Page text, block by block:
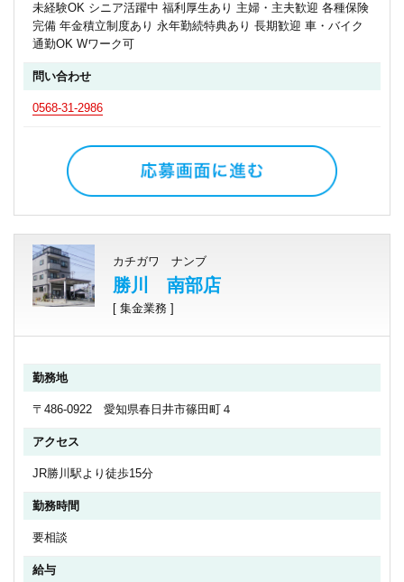
未経験OK シニア活躍中 福利厚生あり 主婦・主夫歓迎 各種保険
完備 年金積立制度あり 永年勤続特典あり 長期歓迎 車・バイク
通勤OK Wワーク可
問い合わせ
0568-31-2986
カチガワ ナンブ
勝川 南部店
[ 集金業務 ]
勤務地
〒486-0922 愛知県春日井市篠田町４
アクセス
JR勝川駅より徒歩15分
勤務時間
要相談
給与